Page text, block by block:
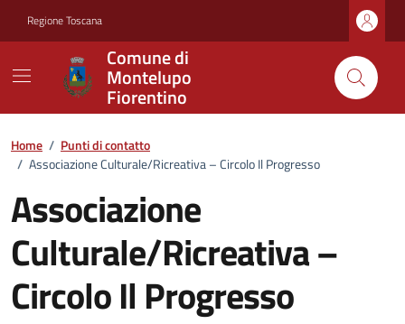
Regione Toscana
Comune di
Montelupo
Fiorentino
Home / Punti di contatto
/ Associazione Culturale/Ricreativa – Circolo Il Progresso
Associazione
Culturale/Ricreativa –
Circolo Il Progresso